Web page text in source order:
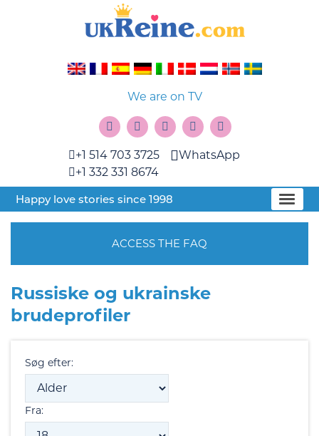
We are on TV
+1 514 703 3725
+1 332 331 8674
WhatsApp
Happy love stories since 1998
ACCESS THE FAQ
Russiske og ukrainske
brudeprofiler
Søg efter:
Fra: